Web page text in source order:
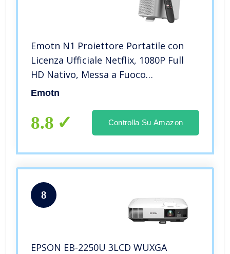
Emotn N1 Proiettore Portatile con
Licenza Ufficiale Netflix, 1080P Full
HD Nativo, Messa a Fuoco
Automatica, Correzione Trapezoidale
Bluetooth 5.0, Bianco (Bianco)
Emotn
8.8 Controlla Su Amazon
8
EPSON EB-2250U 3LCD WUXGA